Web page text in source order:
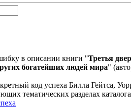
в описании книги "Третья
богатейших людей мира"
код успеха Билла Гейтса,
тематических разделах